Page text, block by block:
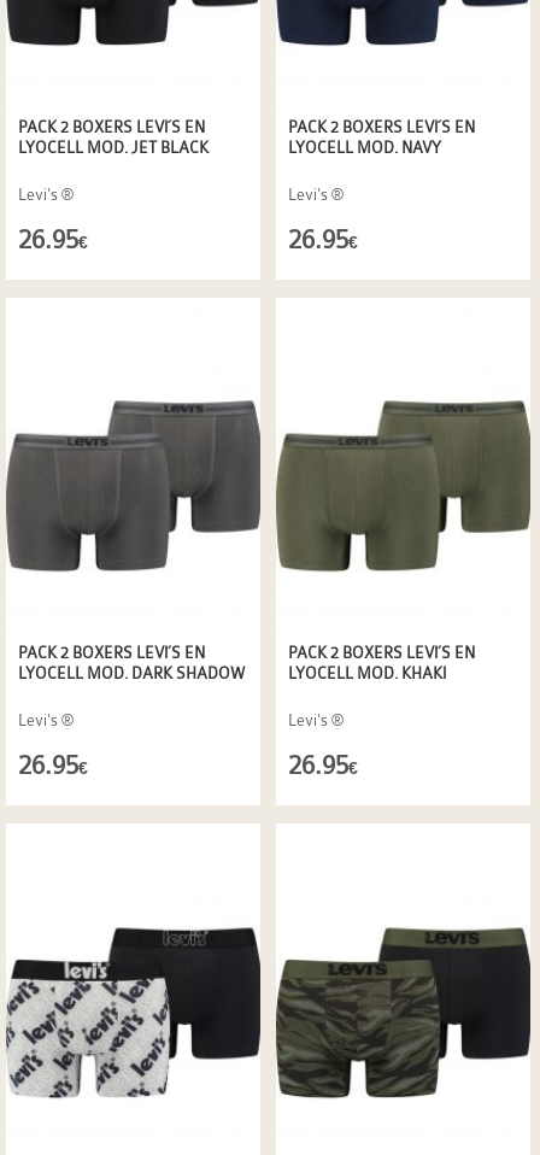
PACK 2 BOXERS LEVI´S EN
LYOCELL MOD. JET BLACK
Levi's ®
26.95€
PACK 2 BOXERS LEVI´S EN
LYOCELL MOD. NAVY
Levi's ®
26.95€
PACK 2 BOXERS LEVI´S EN
LYOCELL MOD. DARK SHADOW
Levi's ®
26.95€
PACK 2 BOXERS LEVI´S EN
LYOCELL MOD. KHAKI
Levi's ®
26.95€